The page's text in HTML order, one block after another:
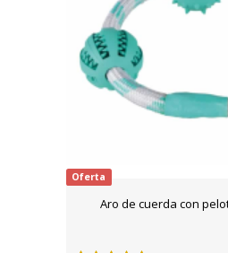
Oferta
Aro de cuerda con